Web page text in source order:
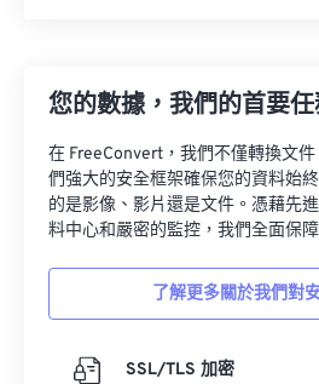
您的數據，我們的首要
在 FreeConvert，我們不僅轉換文
們強大的安全框架確保您的資料始
的是影像、影片還是文件。憑藉先
料中心和嚴密的監控，我們全面保
了解更多關於我們對
SSL/TLS 加密